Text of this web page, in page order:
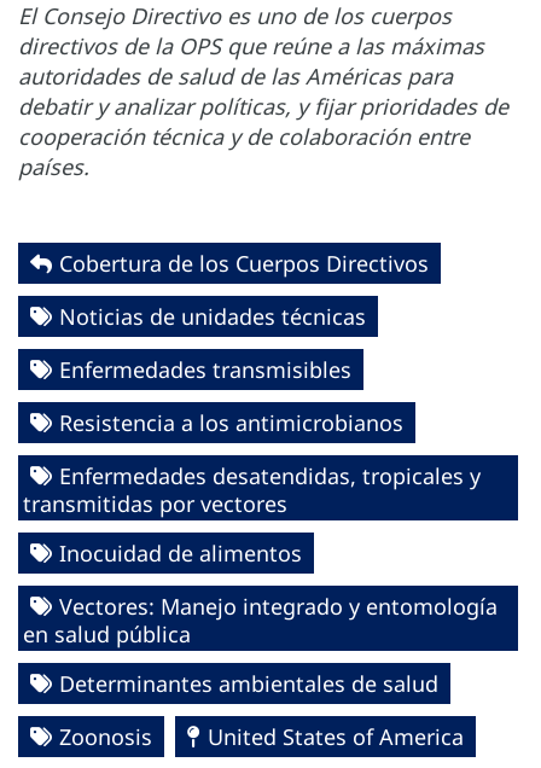
El Consejo Directivo es uno de los cuerpos
directivos de la OPS que reúne a las máximas
autoridades de salud de las Américas para
debatir y analizar políticas, y fijar prioridades de
cooperación técnica y de colaboración entre
países.
Cobertura de los Cuerpos Directivos
Noticias de unidades técnicas
Enfermedades transmisibles
Resistencia a los antimicrobianos
Enfermedades desatendidas, tropicales y
transmitidas por vectores
Inocuidad de alimentos
Vectores: Manejo integrado y entomología
en salud pública
Determinantes ambientales de salud
Zoonosis
United States of America